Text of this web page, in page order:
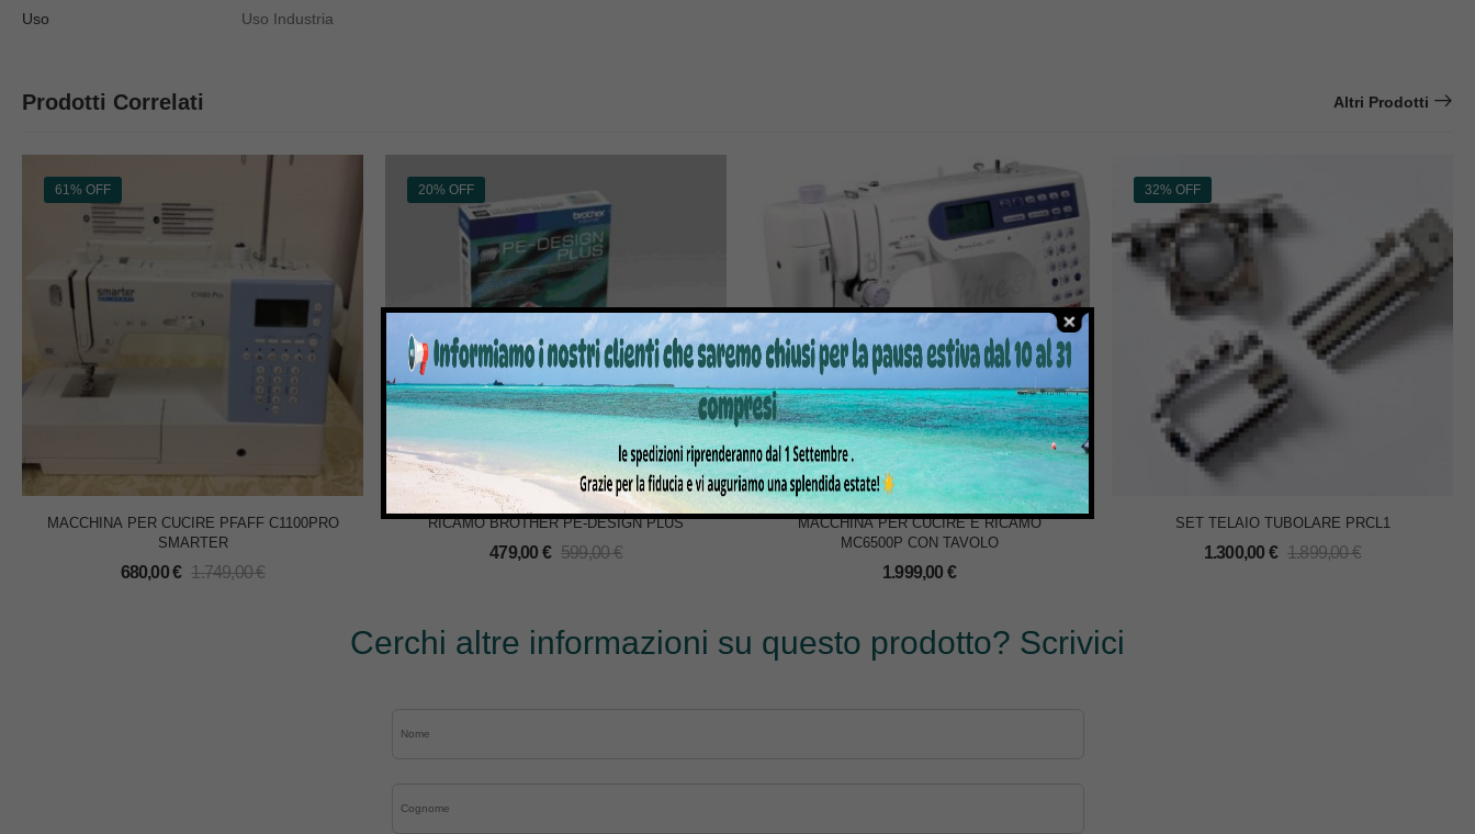
Uso Uso Industria
Prodotti Correlati Altri Prodotti
61% OFF
MACCHINA PER CUCIRE PFAFF C1100PRO
SMARTER
680,00€ 1.749,00€
20% OFF
RICAMO BROTHER PE-DESIGN PLUS
479,00 € 599,00€
MACCHINA PER CUCIRE E RICAMO
MC6500P CON TAVOLO
1.999,00 €
32% OFF
SET TELAIO TUBOLARE PRCL1
1.300,00 € 1.899,00€
Cerchi altre informazioni su questo prodotto? Scrivici